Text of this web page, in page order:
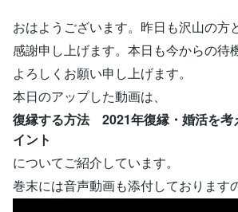
おはようございます。昨日も沢山の方
感謝申し上げます。本日も今からの待
よろしくお願い申し上げます。
本日のアップした動画は、
復縁する方法 2021年復縁・婚活を考
イント
についてご紹介しています。
巻末には音声動画も添付しております